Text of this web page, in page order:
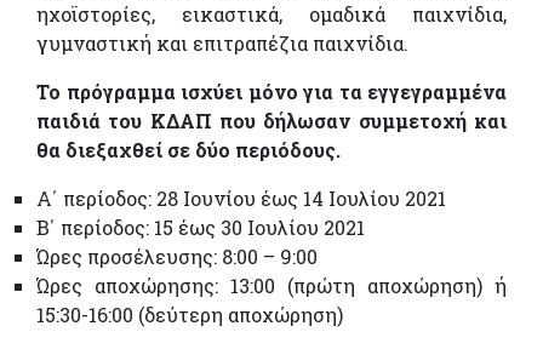
ηχοϊστορίες, εικαστικά, ομαδικά παιχνίδια,
γυμναστική και επιτραπέζια παιχνίδια.
Το πρόγραμμα ισχύει μόνο για τα εγγεγραμμένα
παιδιά του ΚΔΑΠ που δήλωσαν συμμετοχή και
θα διεξαχθεί σε δύο περιόδους.
Α΄ περίοδος: 28 Ιουνίου έως 14 Ιουλίου 2021
Β΄ περίοδος: 15 έως 30 Ιουλίου 2021
Ώρες προσέλευσης: 8:00 – 9:00
Ώρες αποχώρησης: 13:00 (πρώτη αποχώρηση) ή
15:30-16:00 (δεύτερη αποχώρηση)